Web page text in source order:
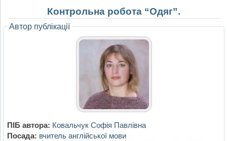
Контрольна робота “Одяг”.
Автор публікації
ПІБ автора: Ковальчук Софія Павлівна
Посада: вчитель англійської мови